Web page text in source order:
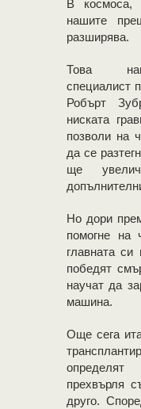
В космоса,
нашите
разширява.
Това
специалист
Робърт
ниската
позволи на
да се
ще
Но дори
помогне на
главната
победят
научат да
машина.
Още сега
определят
прехвърля
друго.